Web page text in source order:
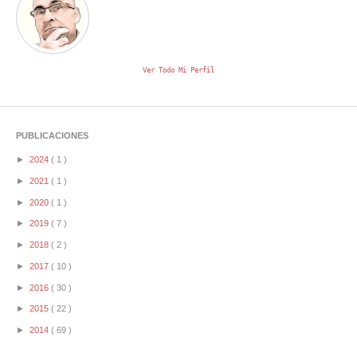
Ver Todo Mi Perfil
PUBLICACIONES
► 2024 ( 1 )
► 2021 ( 1 )
► 2020 ( 1 )
► 2019 ( 7 )
► 2018 ( 2 )
► 2017 ( 10 )
► 2016 ( 30 )
► 2015 ( 22 )
► 2014 ( 69 )